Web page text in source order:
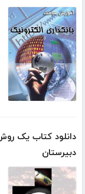
دانلود کتاب یک
دبیرستان